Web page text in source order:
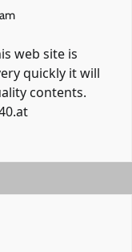
web site is
quickly it will
contents.